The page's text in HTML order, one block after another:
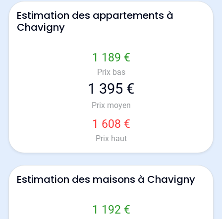
Estimation des appartements à
Chavigny
1 189 €
Prix bas
1 395 €
Prix moyen
1 608 €
Prix haut
Estimation des maisons à Chavigny
1 192 €